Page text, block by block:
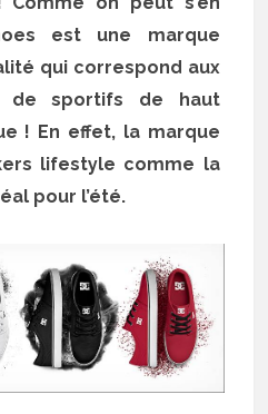
est une marque
qui correspond aux
de sportifs de haut
! En effet, la marque
lifestyle comme la
pour l’été.